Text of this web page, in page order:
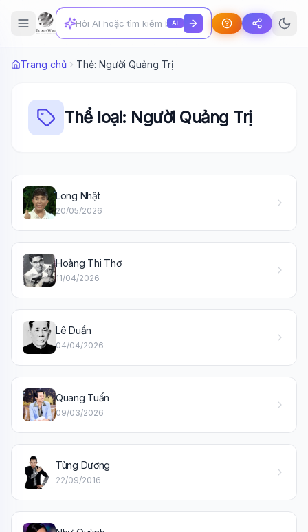
AI
Trang chủ Thẻ: Người Quảng Trị
Thể loại: Người Quảng Trị
Long Nhật
20/05/2026
Hoàng Thi Thơ
11/04/2026
Lê Duẩn
04/04/2026
Quang Tuấn
09/03/2026
Tùng Dương
22/09/2016
🤖Sẵn sàng hỗ trợ
Xin chào!
Tôi là trợ lý AI của TuDienWiki. Hãy hỏi tôi bất kỳ điều gì
🪐 Sao Mộc là gì?
🔬 Albert Einstein